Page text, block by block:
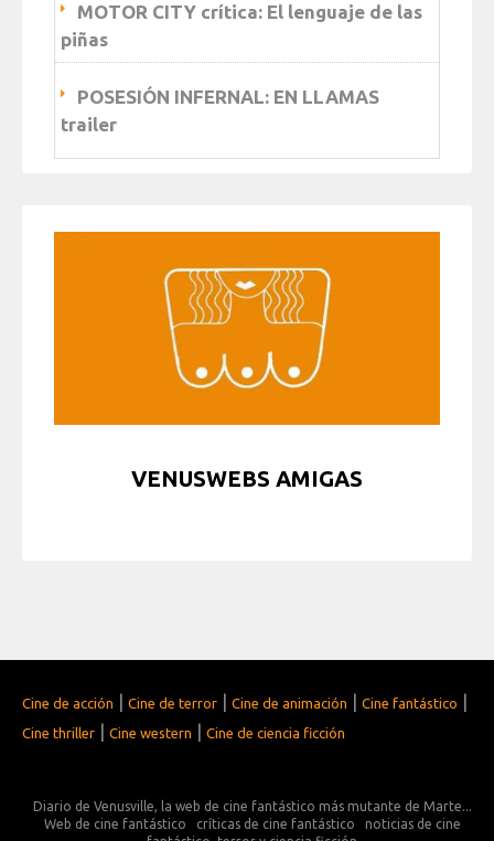
MOTOR CITY crítica: El lenguaje de las
piñas
POSESIÓN INFERNAL: EN LLAMAS
trailer
VENUSWEBS AMIGAS
Cine de acción | Cine de terror | Cine de animación | Cine fantástico |
Cine thriller | Cine western | Cine de ciencia ficción
Diario de Venusville, la web de cine fantástico más mutante de Marte...
Web de cine fantástico
críticas de cine fantástico
noticias de cine